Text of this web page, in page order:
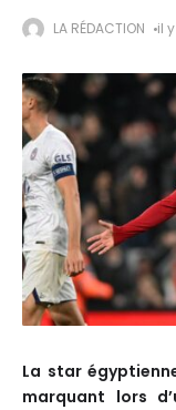
LA RÉDACTION il
La star
marquant lors